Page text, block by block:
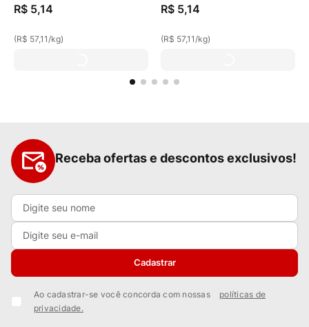
R$ 5,14
(R$ 57,11/kg)
R$ 5,14
(R$ 57,11/kg)
Receba ofertas e descontos exclusivos!
Cadastrar
Ao cadastrar-se você concorda com nossas
políticas de
privacidade.